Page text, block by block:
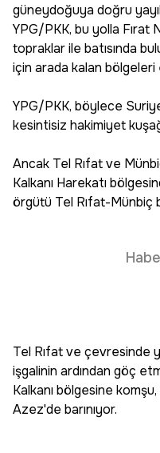
güneydoğuya doğru
YPG/PKK, bu yolla Fırat
topraklar ile batısında
için arada kalan bölgeleri
YPG/PKK, böylece
kesintisiz hakimiyet
Ancak Tel Rıfat ve
Kalkanı Harekatı
örgütü Tel Rıfat-Münbiç
Tel Rıfat ve çevresinde
işgalinin ardından göç
Kalkanı bölgesine
Azez'de barınıyor.